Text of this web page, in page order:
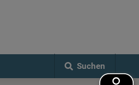
Suchen